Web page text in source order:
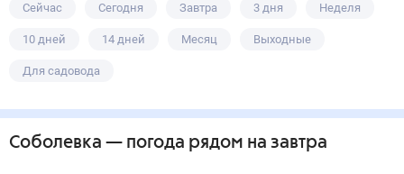
Сейчас Сегодня Завтра 3 дня Неделя
10 дней 14 дней Месяц Выходные
Для садовода
Соболевка — погода рядом на завтра